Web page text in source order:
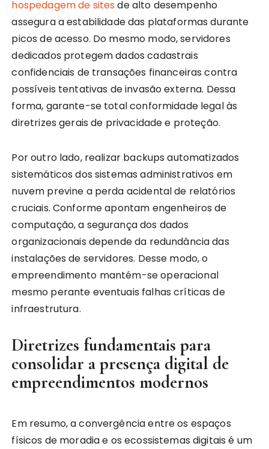
hospedagem de sites de alto desempenho
assegura a estabilidade das plataformas durante
picos de acesso. Do mesmo modo, servidores
dedicados protegem dados cadastrais
confidenciais de transações financeiras contra
possíveis tentativas de invasão externa. Dessa
forma, garante-se total conformidade legal às
diretrizes gerais de privacidade e proteção.
Por outro lado, realizar backups automatizados
sistemáticos dos sistemas administrativos em
nuvem previne a perda acidental de relatórios
cruciais. Conforme apontam engenheiros de
computação, a segurança dos dados
organizacionais depende da redundância das
instalações de servidores. Desse modo, o
empreendimento mantém-se operacional
mesmo perante eventuais falhas críticas de
infraestrutura.
Diretrizes fundamentais para
consolidar a presença digital de
empreendimentos modernos
Em resumo, a convergência entre os espaços
físicos de moradia e os ecossistemas digitais é um